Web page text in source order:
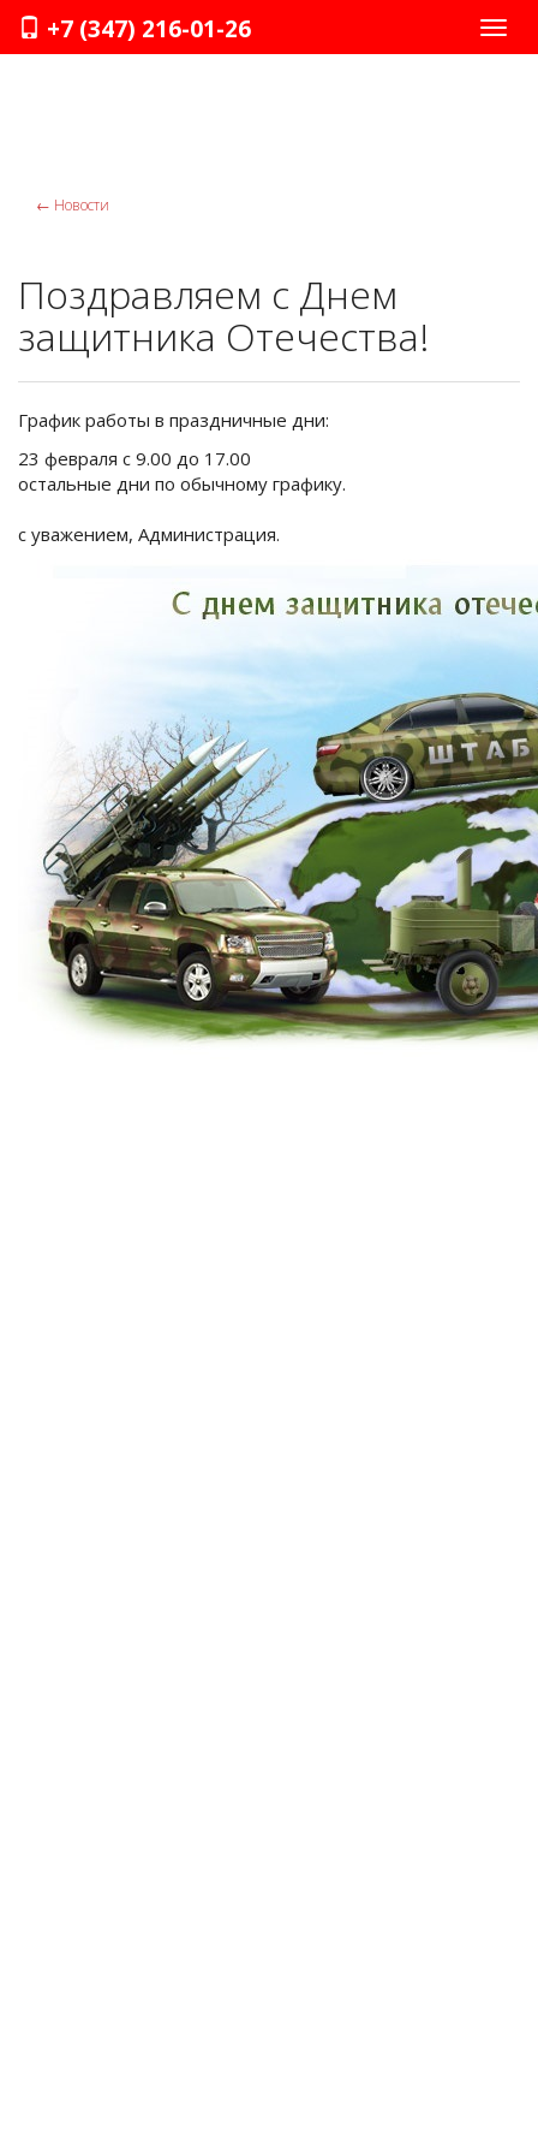
+7 (347) 216-01-26
← Новости
Поздравляем с Днем
защитника Отечества!
График работы в праздничные дни:
23 февраля с 9.00 до 17.00
остальные дни по обычному графику.
с уважением, Администрация.